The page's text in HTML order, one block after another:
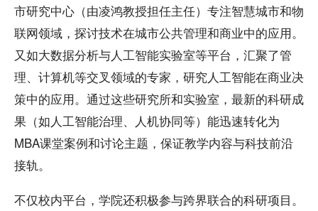
市研究中心（由凌鸿教授担任主任）专注智慧城市和物
联网领域，探讨技术在城市公共管理和商业中的应用。
又如大数据分析与人工智能实验室等平台，汇聚了管
理、计算机等交叉领域的专家，研究人工智能在商业决
策中的应用。通过这些研究所和实验室，最新的科研成
果（如人工智能治理、人机协同等）能迅速转化为
MBA课堂案例和讨论主题，保证教学内容与科技前沿
接轨。
不仅校内平台，学院还积极参与跨界联合的科研项目。